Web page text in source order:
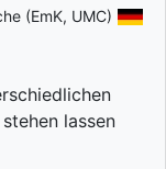
(EmK, UMC)
lassen